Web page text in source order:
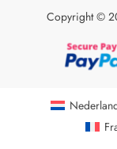
Copyright ©